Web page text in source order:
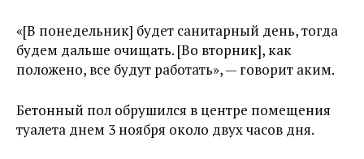
«[В понедельник] будет санитарный день, тогда
будем дальше очищать. [Во вторник], как
положено, все будут работать», — говорит аким.
Бетонный пол обрушился в центре помещения
туалета днем 3 ноября около двух часов дня.